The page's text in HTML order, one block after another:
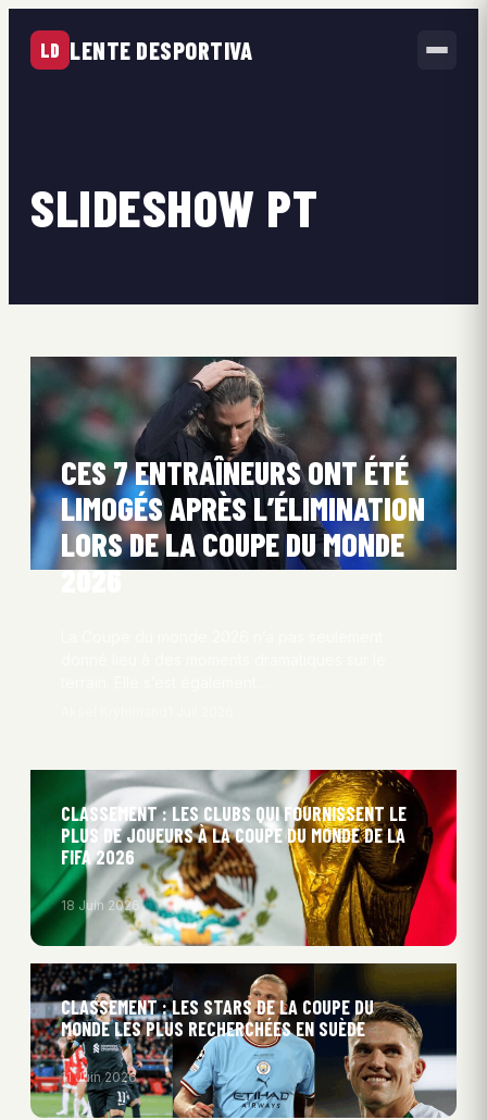
LD LENTE DESPORTIVA
SLIDESHOW PT
CES 7 ENTRAÎNEURS ONT ÉTÉ
LIMOGÉS APRÈS L’ÉLIMINATION
LORS DE LA COUPE DU MONDE
2026
CLASSEMENT : LES CLUBS QUI FOURNISSENT LE
PLUS DE JOUEURS À LA COUPE DU MONDE DE LA
FIFA 2026
18 Juin 2026
CLASSEMENT : LES STARS DE LA COUPE DU
MONDE LES PLUS RECHERCHÉES EN SUÈDE
11 Juin 2026